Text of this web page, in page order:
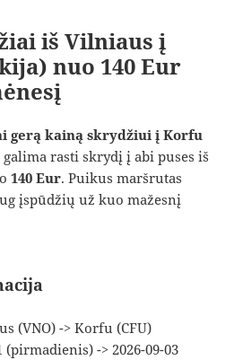
iš Vilniaus į
nuo 140 Eur
gerą kainą skrydžiui į Korfu
rasti skrydį į abi puses iš
140 Eur. Puikus maršrutas
įspūdžių už kuo mažesnį
(VNO) -> Korfu (CFU)
(pirmadienis) -> 2026-09-03